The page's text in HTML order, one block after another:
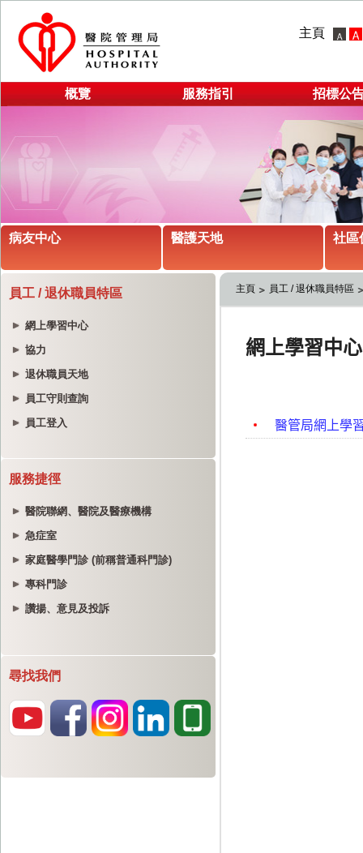
主頁
概覽 服務指引 招標公
病友中心 醫護天地 社區
員工 / 退休職員特區
網上學習中心
協力
退休職員天地
員工守則查詢
員工登入
服務捷徑
醫院聯網、醫院及醫療機構
急症室
家庭醫學門診 (前稱普通科門診)
專科門診
讚揚、意見及投訴
尋找我們
主頁 員工 / 退休職員特區